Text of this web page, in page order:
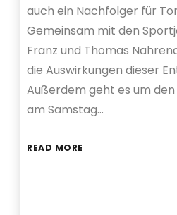
auch ein Nachfolger für
Gemeinsam mit den
Franz und Thomas
die Auswirkungen dieser
Außerdem geht es um den
am Samstag…
READ MORE